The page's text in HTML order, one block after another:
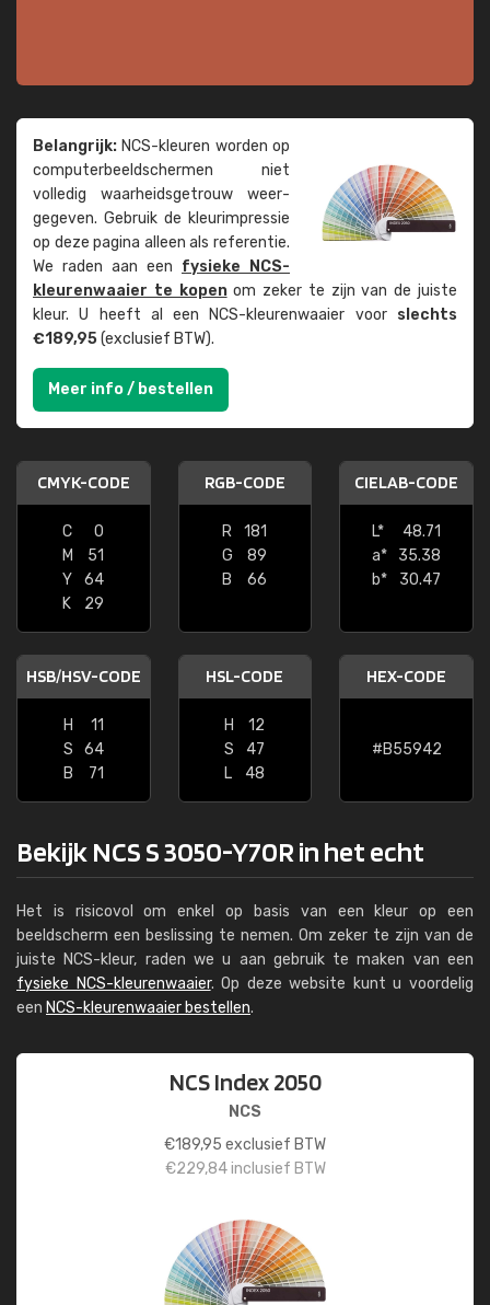
Belangrijk: NCS-kleuren worden op
computer­beeld­schermen niet
volledig waarheids­­getrouw weer­
gegeven. Gebruik de kleur­impressie
op deze pagina alleen als referentie.
We raden aan een fysieke NCS-
kleuren­waaier te kopenom zeker te zijn van de juiste
kleur. U heeft al een NCS-kleuren­waaier voor slechts
€189,95(exclusief BTW).
Meer info / bestellen
CMYK-CODE
C
0
M
51
Y
64
K
29
RGB-CODE
R
181
G
89
B
66
CIELAB-CODE
L*
48.71
a*
35.38
b*
30.47
HSB/HSV-CODE
H
11
S
64
B
71
HSL-CODE
H
12
S
47
L
48
HEX-CODE
#B55942
Bekijk NCS S 3050-Y70R in het echt
Het is risicovol om enkel op basis van een kleur op een
beeldscherm een beslissing te nemen. Om zeker te zijn van de
juiste NCS-kleur, raden we u aan gebruik te maken van een
fysieke NCS-kleurenwaaier. Op deze website kunt u voordelig
een NCS-kleurenwaaier bestellen.
NCS Index 2050
NCS
€189,95 exclusief BTW
€229,84inclusief BTW